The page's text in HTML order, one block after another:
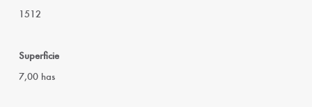
1512
Superficie
7,00 has